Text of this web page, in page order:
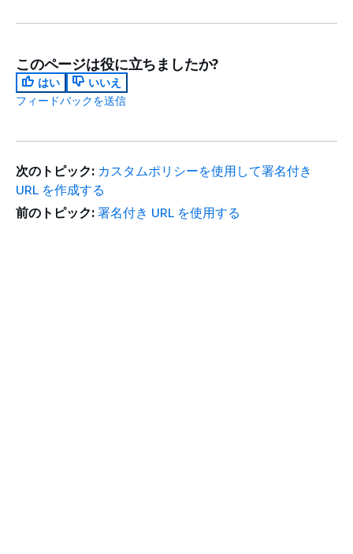
このページは役に立ちましたか?
はい
いいえ
フィードバックを送信
次のトピック: カスタムポリシーを使用して署名付き
URL を作成する
前のトピック: 署名付き URL を使用する